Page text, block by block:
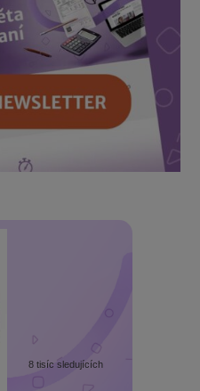
8 tisíc sledujících